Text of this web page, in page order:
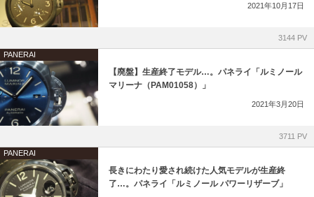
2021年10月17日
3144 PV
PANERAI
【廃盤】生産終了モデル…。パネライ「ルミノール
マリーナ（PAM01058）」
2021年3月20日
3711 PV
PANERAI
長きにわたり愛され続けた人気モデルが生産終
了…。パネライ「ルミノール パワーリザーブ」